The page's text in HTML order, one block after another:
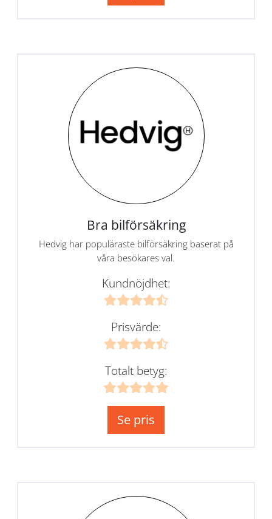
Bra bilförsäkring
Hedvig har populäraste bilförsäkring baserat på
våra besökares val.
Kundnöjdhet:
Prisvärde:
Totalt betyg:
Se pris